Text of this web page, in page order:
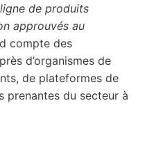
de produits
approuvés au
compte des
d’organismes de
de plateformes de
prenantes du secteur à